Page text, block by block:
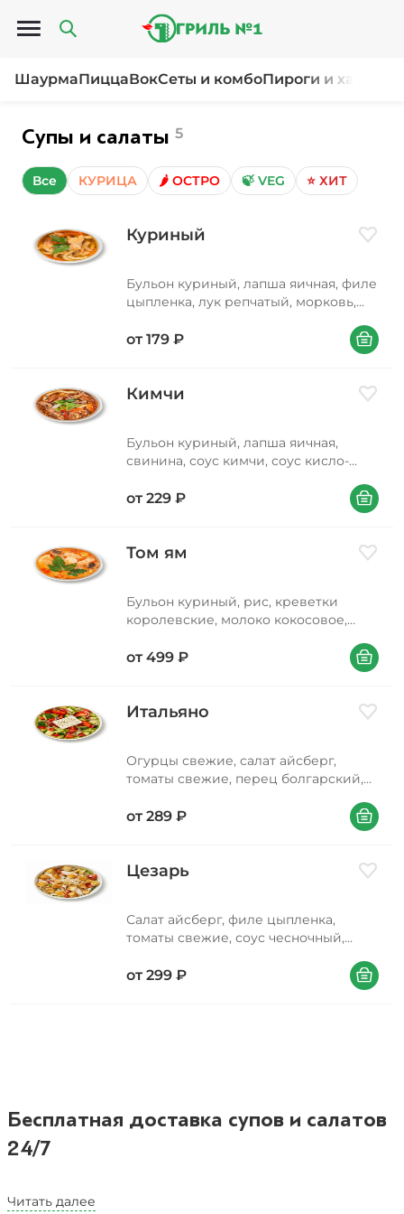
Открыть меню
ШаурмаПиццаВокСеты и комбоПироги и
Супы и салаты 5
Все КУРИЦА 🌶️ ОСТРО 🍃 VEG ⭐ ХИТ
Куриный
Бульон куриный, лапша яичная, филе
цыпленка, лук репчатый, морковь,
от 179 ₽ В корзину
Кимчи
Бульон куриный, лапша яичная,
свинина, соус кимчи, соус кисло-
морковь, лук репчатый, масло
от 229 ₽ В корзину
Том ям
Бульон куриный, рис, креветки
королевские, молоко кокосовое,
свежие, основа для том ям, заправка
петрушка
от 499 ₽ В корзину
Итальяно
Огурцы свежие, салат айсберг,
томаты свежие, перец болгарский,
соевый, лук красный, орегано
от 289 ₽ В корзину
Цезарь
Салат айсберг, филе цыпленка,
томаты свежие, соус чесночный,
паприкой, сыр пармезан
от 299 ₽ В корзину
Бесплатная доставка супов и салатов
24/7
так гласит старинная мудрость. А если
Читать далее